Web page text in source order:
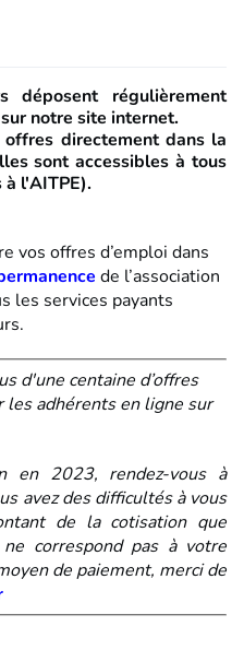
déposent régulièrement
notre site internet.
offres directement dans la
sont accessibles à tous
à l'AITPE).
vos offres d’emploi dans
de l’association
les services payants
d'une centaine d’offres
les adhérents en ligne sur
en 2023, rendez-vous à
avez des difficultés à vous
de la cotisation que
correspond pas à votre
de paiement, merci de